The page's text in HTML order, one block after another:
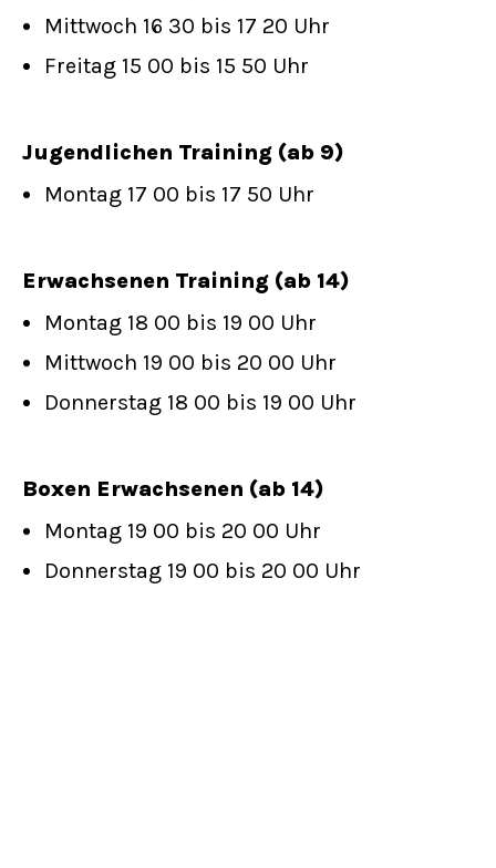
Mittwoch 16 30 bis 17 20 Uhr
Freitag 15 00 bis 15 50 Uhr
Jugendlichen Training (ab 9)
Montag 17 00 bis 17 50 Uhr
Erwachsenen Training (ab 14)
Montag 18 00 bis 19 00 Uhr
Mittwoch 19 00 bis 20 00 Uhr
Donnerstag 18 00 bis 19 00 Uhr
Boxen Erwachsenen (ab 14)
Montag 19 00 bis 20 00 Uhr
Donnerstag 19 00 bis 20 00 Uhr